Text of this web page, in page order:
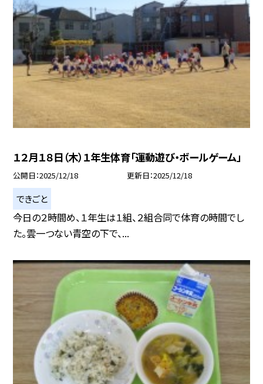
１２月１８日（木）１年生体育「運動遊び・ボールゲーム」
公開日 2025/12/18 更新日 2025/12/18
できごと
今日の２時間め、１年生は１組、２組合同で体育の時間でし
た。雲一つない青空の下で、...